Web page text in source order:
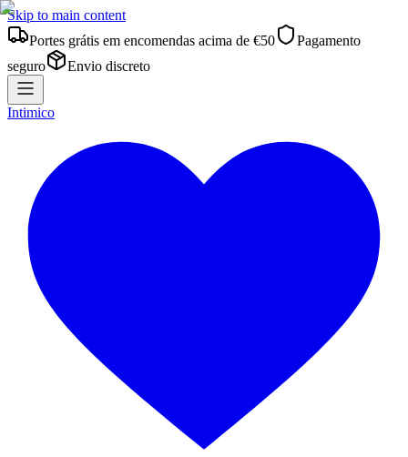
Skip to main content
Portes grátis em encomendas acima de €50
Pagamento
seguro
Envio discreto
Intimico